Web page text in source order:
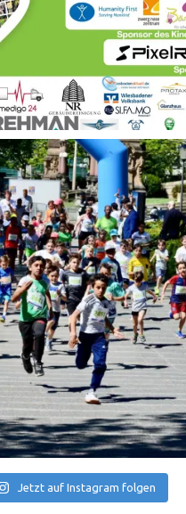
Jetzt auf Instagram folgen